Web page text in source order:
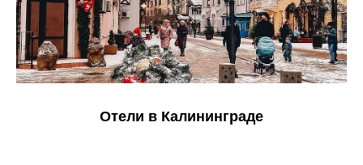
Отели в Калининграде